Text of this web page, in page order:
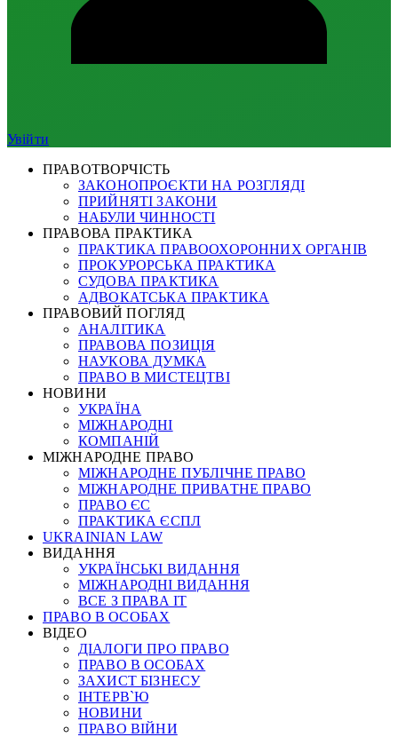
Увійти
ПРАВОТВОРЧІСТЬ
ЗАКОНОПРОЄКТИ НА РОЗГЛЯДІ
ПРИЙНЯТІ ЗАКОНИ
НАБУЛИ ЧИННОСТІ
ПРАВОВА ПРАКТИКА
ПРАКТИКА ПРАВООХОРОННИХ ОРГАНІВ
ПРОКУРОРСЬКА ПРАКТИКА
СУДОВА ПРАКТИКА
АДВОКАТСЬКА ПРАКТИКА
ПРАВОВИЙ ПОГЛЯД
АНАЛІТИКА
ПРАВОВА ПОЗИЦІЯ
НАУКОВА ДУМКА
ПРАВО В МИСТЕЦТВІ
НОВИНИ
УКРАЇНА
МІЖНАРОДНІ
КОМПАНІЙ
МІЖНАРОДНЕ ПРАВО
МІЖНАРОДНЕ ПУБЛІЧНЕ ПРАВО
МІЖНАРОДНЕ ПРИВАТНЕ ПРАВО
ПРАВО ЄС
ПРАКТИКА ЄСПЛ
UKRAINIAN LAW
ВИДАННЯ
УКРАЇНСЬКІ ВИДАННЯ
МІЖНАРОДНІ ВИДАННЯ
ВСЕ З ПРАВА ІТ
ПРАВО В ОСОБАХ
ВІДЕО
ДІАЛОГИ ПРО ПРАВО
ПРАВО В ОСОБАХ
ЗАХИСТ БІЗНЕСУ
ІНТЕРВ`Ю
НОВИНИ
ПРАВО ВІЙНИ